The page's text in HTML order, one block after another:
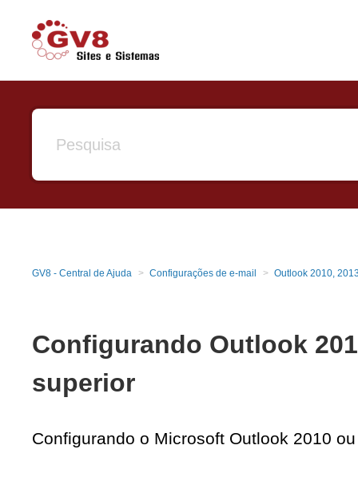
GV8 - Central de Ajuda Configurações de e-mail Outlook 2010,
Configurando Outlook
superior
Configurando o Microsoft Outlook 2010